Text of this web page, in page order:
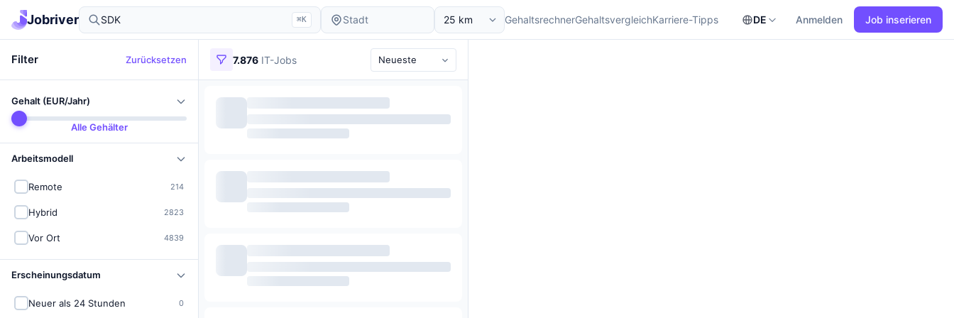
Jobriver ⌘K GehaltsrechnerGehaltsvergleichKarriere-Tipps DE Anmelden Job inserieren
IT-Jobs in Deutschland finden
Filter Zurücksetzen
Gehalt (EUR/Jahr)
Alle Gehälter
Arbeitsmodell
Remote 214
Hybrid 2823
Vor Ort 4839
Erscheinungsdatum
Neuer als 24 Stunden 0
7.876 IT-Jobs